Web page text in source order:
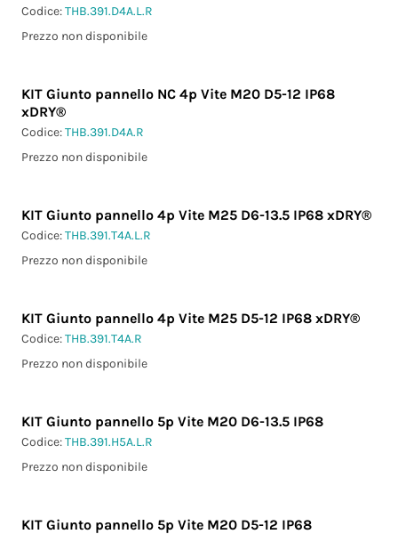
Codice:THB.391.D4A.L.R
Prezzo non disponibile
KIT Giunto pannello NC 4p Vite M20 D5-12 IP68
xDRY®
Codice:THB.391.D4A.R
Prezzo non disponibile
KIT Giunto pannello 4p Vite M25 D6-13.5 IP68 xDRY®
Codice:THB.391.T4A.L.R
Prezzo non disponibile
KIT Giunto pannello 4p Vite M25 D5-12 IP68 xDRY®
Codice:THB.391.T4A.R
Prezzo non disponibile
KIT Giunto pannello 5p Vite M20 D6-13.5 IP68
Codice:THB.391.H5A.L.R
Prezzo non disponibile
KIT Giunto pannello 5p Vite M20 D5-12 IP68